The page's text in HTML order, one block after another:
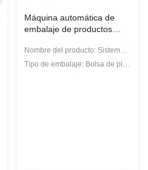
Máquina automática de
embalaje de productos
pesadores de varias
cabezas
Nombre del producto: Sistema
de envasado con pesadora
Tipo de embalaje: Bolsa de pie,